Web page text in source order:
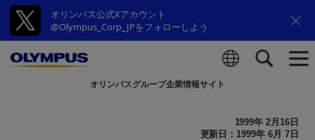
オリンパス公式Xアカウント
@Olympus_Corp_JPをフォローしよう
オリンパスグループ企業情報サイト
1999年 2月16日
更新日：1999年 6月 7日